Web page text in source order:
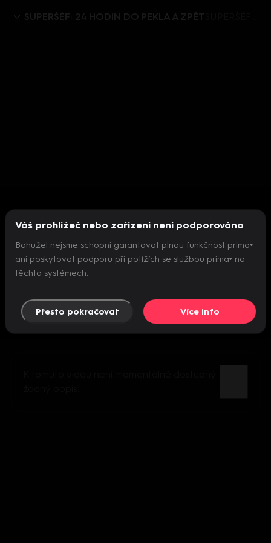
SUPERŠÉF: 24 HODIN DO PEKLA A ZPĚT
Nepodařilo se inicializovat přehrávač
Váš prohlížeč nebo zařízení není podporováno
Bohužel nejsme schopni garantovat plnou funkčnost prima+
ani poskytovat podporu při potížích se službou prima+ na
těchto systémech.
Přesto pokračovat Více info